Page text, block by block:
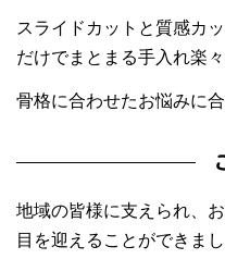
スライドカットと質感カ
だけでまとまる手入れ楽
骨格に合わせたお悩みに
地域の皆様に支えられ、
目を迎えることができまし